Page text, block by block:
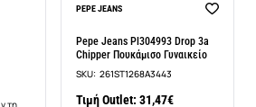
τη
-13%
PEPE JEANS
Pepe Jeans Pl304993 Drop 3a
Chipper Πουκάμισο Γυναικείο
SKU: 261ST1268A3443
Τιμή Outlet: 31,47€